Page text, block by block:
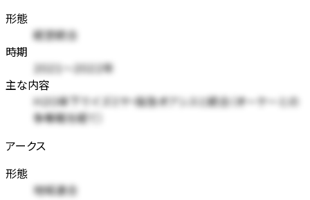
形態
経営統合
時期
2021〜2022年
主な内容
H2O傘下でイズミヤ・阪急オアシスと統合（オーケーとの
争奪戦を経て）
アークス
形態
地域連合